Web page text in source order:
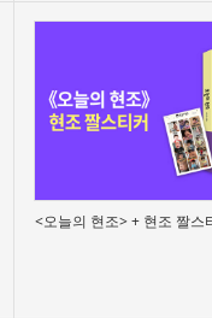
<오늘의 현조> + 현조 짤스